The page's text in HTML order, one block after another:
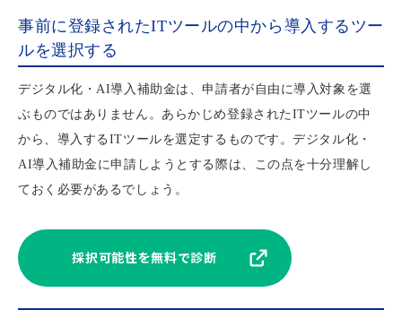
事前に登録されたITツールの中から導入するツー
ルを選択する
デジタル化・AI導入補助金は、申請者が自由に導入対象を選
ぶものではありません。あらかじめ登録されたITツールの中
から、導入するITツールを選定するものです。デジタル化・
AI導入補助金に申請しようとする際は、この点を十分理解し
ておく必要があるでしょう。
採択可能性を無料で診断